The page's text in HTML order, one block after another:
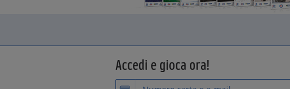
Accedi e gioca ora!